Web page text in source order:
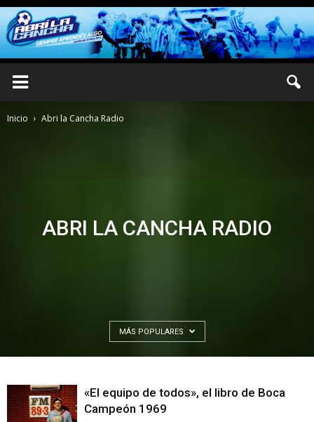
Inicio Abri la Cancha Radio
ABRI LA CANCHA RADIO
MÁS POPULARES
«El equipo de todos», el libro de Boca
Campeón 1969